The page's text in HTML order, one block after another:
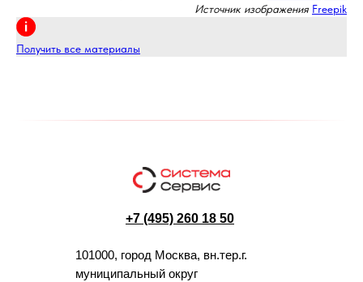
Источник изображения Freepik
Получить все материалы
+7 (495) 260 18 50
101000, город Москва, вн.тер.г.
муниципальный округ